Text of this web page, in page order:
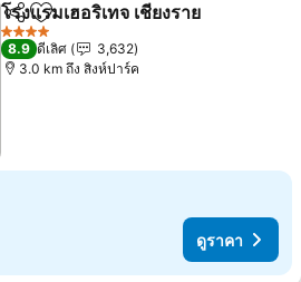
แชร์ เพิ่มในรายการโปรด
โรงแรมเฮอริเทจ เชียงราย
4 ดาว
8.9 ดีเลิศ
3,632
3.0 km ถึง สิงห์ปาร์ค
ดูราคา